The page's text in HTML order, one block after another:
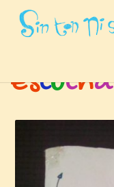
Inicio » Etiquetas »
escucha